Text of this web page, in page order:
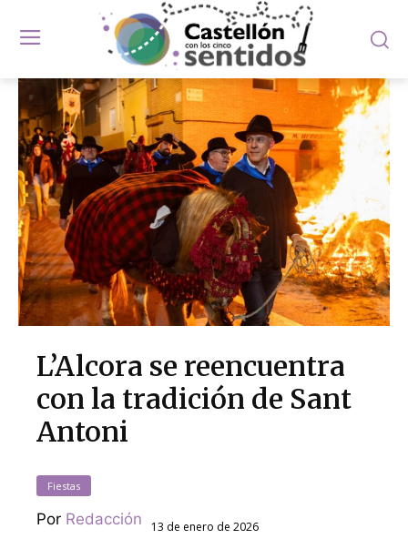
L’Alcora se reencuentra
con la tradición de Sant
Antoni
Fiestas
Por Redacción 13 de enero de 2026